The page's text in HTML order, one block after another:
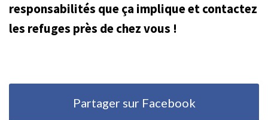
responsabilités que ça implique et contactez
les refuges près de chez vous !
Partager sur Facebook